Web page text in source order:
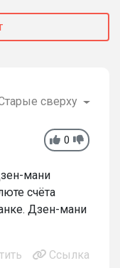
сверху
0
мани
счёта
Дзен-мани
Ссылка